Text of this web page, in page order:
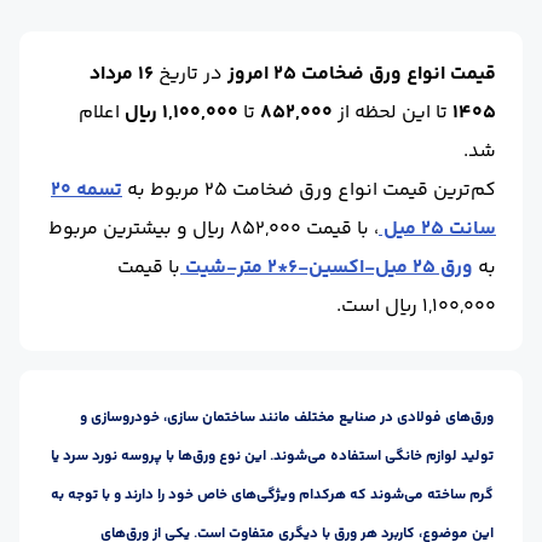
قیمت انواع ورق ضخامت 25 امروز در تاریخ
16 مرداد
1405 تا این لحظه از852,000 تا 1,100,000 ریال
اعلام
شد.
کم‌ترین قیمت انواع ورق ضخامت 25 مربوط به
تسمه 20
سانت 25 میل
، با قیمت 852,000 ریال و بیشترین مربوط
به ورق 25 میل-اکسین-6*2 متر-شیت
با قیمت
1,100,000 ریال است.
ورق‌های فولادی در صنایع مختلف مانند ساختمان سازی، خودروسازی و
تولید لوازم خانگی استفاده می‌شوند. این نوع ورق‌ها با پروسه نورد سرد یا
گرم ساخته می‌شوند که هرکدام ویژگی‌های خاص خود را دارند و با توجه به
این موضوع، کاربرد هر ورق با دیگری متفاوت است. یکی از ورق‌های